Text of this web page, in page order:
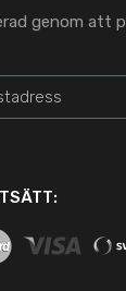
genom att